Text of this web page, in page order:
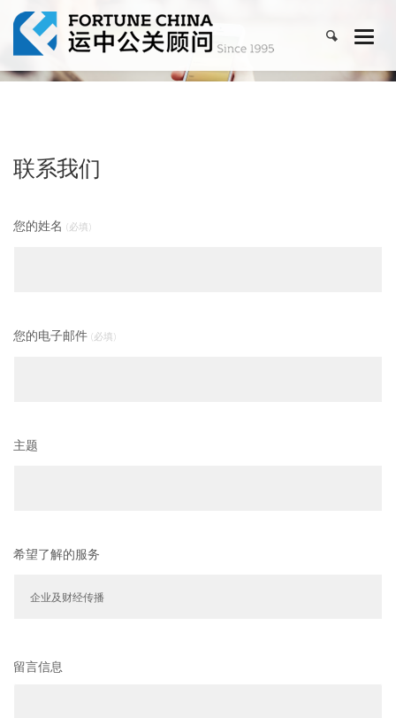
联系我们
您的姓名 (必填)
您的电子邮件 (必填)
主题
希望了解的服务
留言信息